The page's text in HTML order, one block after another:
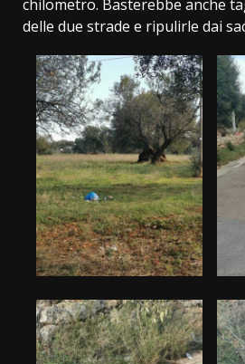
chilometro. Basterebbe anche
delle due strade e ripulirle dai